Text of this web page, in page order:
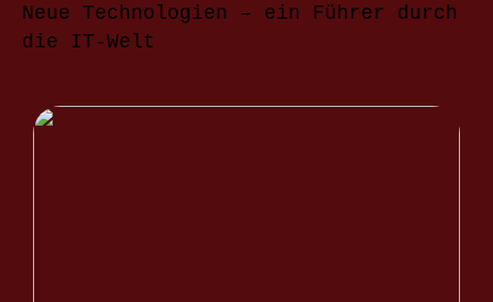
Neue Technologien – ein Führer durch
die IT-Welt